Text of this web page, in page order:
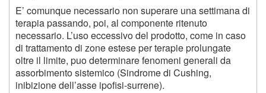
E’ comunque necessario non superare una settimana di
terapia passando, poi, al componente ritenuto
necessario. L’uso eccessivo del prodotto, come in caso
di trattamento di zone estese per terapie prolungate
oltre il limite, puo determinare fenomeni generali da
assorbimento sistemico (Sindrome di Cushing,
inibizione dell’asse ipofisi-surrene).